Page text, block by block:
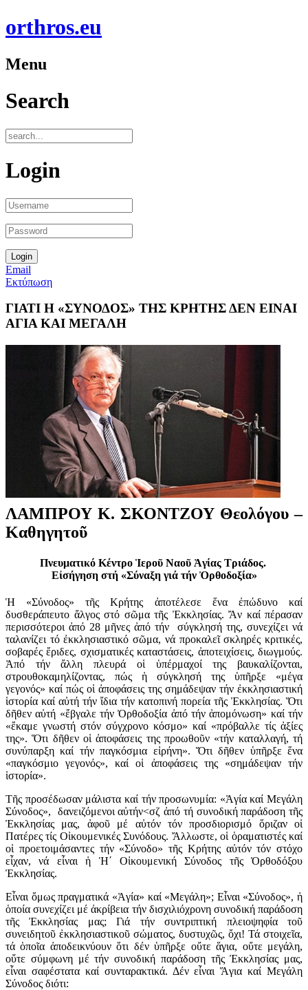
orthros.eu
Menu
Search
Login
Email
Εκτύπωση
ΓΙΑΤΙ Η «ΣΥΝΟΔΟΣ» ΤΗΣ ΚΡΗΤΗΣ ΔΕΝ ΕΙΝΑΙ
ΑΓΙΑ ΚΑΙ ΜΕΓΑΛΗ
ΛΑΜΠΡΟΥ Κ. ΣΚΟΝΤΖΟΥ Θεολόγου –
Καθηγητοῦ
Πνευματικό Κέντρο Ἱεροῦ Ναοῦ Ἁγίας Τριάδος.
Εἰσήγηση στή «Σύναξη γιά τήν Ὀρθοδοξία»
Ἡ «Σύνοδος» τῆς Κρήτης ἀποτέλεσε ἕνα ἐπώδυνο καί
δυσθεράπευτο ἄλγος στό σῶμα τῆς Ἐκκλησίας. Ἄν καί πέρασαν
περισσότεροι ἀπό 28 μῆνες ἀπό τήν σύγκλησή της, συνεχίζει νά
ταλανίζει τό ἐκκλησιαστικό σῶμα, νά προκαλεῖ σκληρές κριτικές,
σοβαρές ἔριδες, σχισματικές καταστάσεις, ἀποτειχίσεις, διωγμούς.
Ἀπό τήν ἄλλη πλευρά οἱ ὑπέρμαχοί της βαυκαλίζονται,
στρουθοκαμηλίζοντας, πώς ἡ σύγκλησή της ὑπῆρξε «μέγα
γεγονός» καί πώς οἱ ἀποφάσεις της σημάδεψαν τήν ἐκκλησιαστική
ἱστορία καί αὐτή τήν ἴδια τήν κατοπινή πορεία τῆς Ἐκκλησίας. Ὅτι
δῆθεν αὐτή «ἔβγαλε τήν Ὀρθοδοξία ἀπό τήν ἀπομόνωση» καί τήν
«ἔκαμε γνωστή στόν σύγχρονο κόσμο» καί «πρόβαλλε τίς ἀξίες
της». Ὅτι δῆθεν οἱ ἀποφάσεις της προωθοῦν «τήν καταλλαγή, τή
συνύπαρξη καί τήν παγκόσμια εἰρήνη». Ὅτι δῆθεν ὑπῆρξε ἕνα
«παγκόσμιο γεγονός», καί οἱ ἀποφάσεις της «σημάδεψαν τήν
ἱστορία».
Τῆς προσέδωσαν μάλιστα καί τήν προσωνυμία: «Ἁγία καί Μεγάλη
Σύνοδος», δανειζόμενοι αὐτήν<σζ ἀπό τή συνοδική παράδοση τῆς
Ἐκκλησίας μας, ἀφοῦ μέ αὐτόν τόν προσδιορισμό ὅριζαν οἱ
Πατέρες τίς Οἰκουμενικές Συνόδους. Ἄλλωστε, οἱ ὁραματιστές καί
οἱ προετοιμάσαντες τήν «Σύνοδο» τῆς Κρήτης αὐτόν τόν στόχο
εἶχαν, νά εἶναι ἡ Ἡ΄ Οἰκουμενική Σύνοδος τῆς Ὀρθοδόξου
Ἐκκλησίας.
Εἶναι ὅμως πραγματικά «Ἁγία» καί «Μεγάλη»; Εἶναι «Σύνοδος», ἡ
ὁποία συνεχίζει μέ ἀκρίβεια τήν δισχιλιόχρονη συνοδική παράδοση
τῆς Ἐκκλησίας μας; Γιά τήν συντριπτική πλειοψηφία τοῦ
συνειδητοῦ ἐκκλησιαστικοῦ σώματος, δυστυχῶς, ὄχι! Τά στοιχεῖα,
τά ὁποῖα ἀποδεικνύουν ὅτι δέν ὑπῆρξε οὔτε ἅγια, οὔτε μεγάλη,
οὔτε σύμφωνη μέ τήν συνοδική παράδοση τῆς Ἐκκλησίας μας,
εἶναι σαφέστατα καί συνταρακτικά. Δέν εἶναι Ἅγια καί Μεγάλη
Σύνοδος διότι: